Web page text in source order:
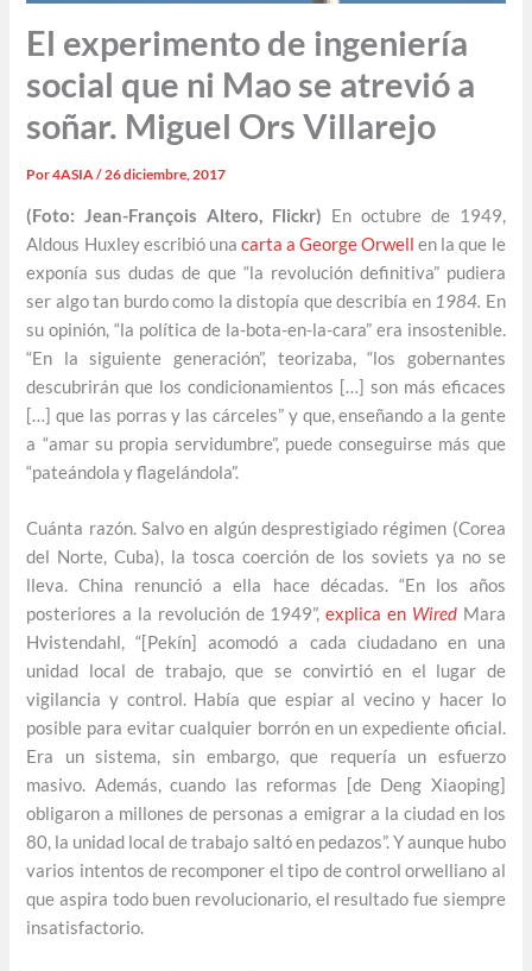
El experimento de ingeniería
social que ni Mao se atrevió a
soñar. Miguel Ors Villarejo
Por4ASIA/26 diciembre, 2017
(Foto: Jean-François Altero, Flickr) En octubre de 1949,
Aldous Huxley escribió una carta a George Orwell en la que le
exponía sus dudas de que “la revolución definitiva” pudiera
ser algo tan burdo como la distopía que describía en 1984. En
su opinión, “la política de la-bota-en-la-cara” era insostenible.
“En la siguiente generación”, teorizaba, “los gobernantes
descubrirán que los condicionamientos […] son más eficaces
[…] que las porras y las cárceles” y que, enseñando a la gente
a “amar su propia servidumbre”, puede conseguirse más que
“pateándola y flagelándola”.
Cuánta razón. Salvo en algún desprestigiado régimen (Corea
del Norte, Cuba), la tosca coerción de los soviets ya no se
lleva. China renunció a ella hace décadas. “En los años
posteriores a la revolución de 1949”,explica en WiredMara
Hvistendahl, “[Pekín] acomodó a cada ciudadano en una
unidad local de trabajo, que se convirtió en el lugar de
vigilancia y control. Había que espiar al vecino y hacer lo
posible para evitar cualquier borrón en un expediente oficial.
Era un sistema, sin embargo, que requería un esfuerzo
masivo. Además, cuando las reformas [de Deng Xiaoping]
obligaron a millones de personas a emigrar a la ciudad en los
80, la unidad local de trabajo saltó en pedazos”. Y aunque hubo
varios intentos de recomponer el tipo de control orwelliano al
que aspira todo buen revolucionario, el resultado fue siempre
insatisfactorio.